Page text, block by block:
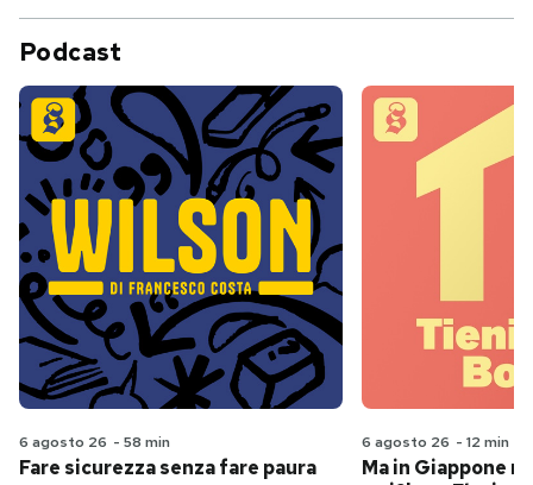
Podcast
6 agosto 26 - 58 min
Fare sicurezza senza fare paura
6 agosto 26 - 12 min
Ma in Giappone